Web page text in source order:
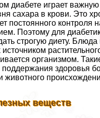
диабете играет
сахара в крови. Это
постоянного контроля
Поэтому для
строгую диету.
организмом.
здоровья
животного
веществ